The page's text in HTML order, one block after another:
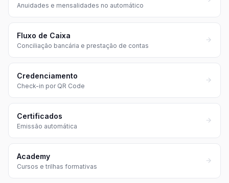
Anuidades e mensalidades no automático
Fluxo de Caixa
Conciliação bancária e prestação de contas
Credenciamento
Check-in por QR Code
Certificados
Emissão automática
Academy
Cursos e trilhas formativas